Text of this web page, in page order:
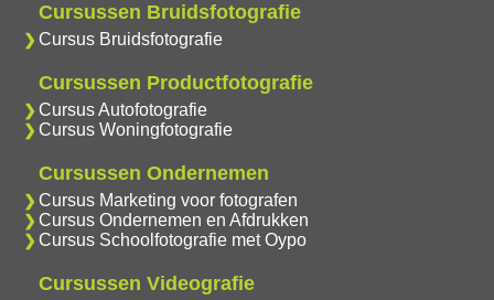
Cursussen Bruidsfotografie
Cursus Bruidsfotografie
Cursussen Productfotografie
Cursus Autofotografie
Cursus Woningfotografie
Cursussen Ondernemen
Cursus Marketing voor fotografen
Cursus Ondernemen en Afdrukken
Cursus Schoolfotografie met Oypo
Cursussen Videografie